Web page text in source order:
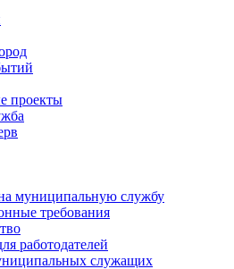
проекты
муниципальную службу
требования
работодателей
служащих